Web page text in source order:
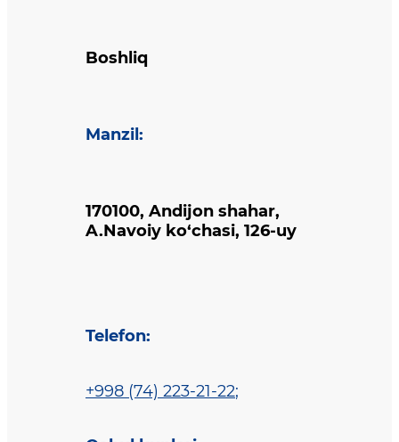
Boshliq
Manzil :
170100, Andijon shahar,
A.Navoiy ko‘chasi, 126-uy
Telefon:
+998 (74) 223-21-22;